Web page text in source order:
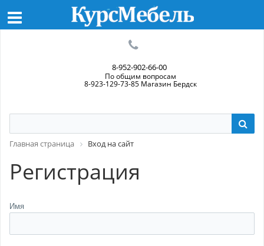
8-952-902-66-00
По общим вопросам
8-923-129-73-85 Магазин Бердск
Главная страница Вход на сайт
Регистрация
Имя